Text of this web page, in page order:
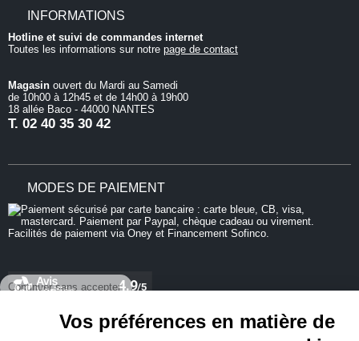
Continuer sans accepter
Vos préférences en matière de
INFORMATIONS
Hotline et suivi de commandes internet
Toutes les informations sur notre page de contact
Magasin ouvert du Mardi au Samedi
de 10h00 à 12h45 et de 14h00 à 19h00
18 allée Baco - 44000 NANTES
T. 02 40 35 30 42
MODES DE PAIEMENT